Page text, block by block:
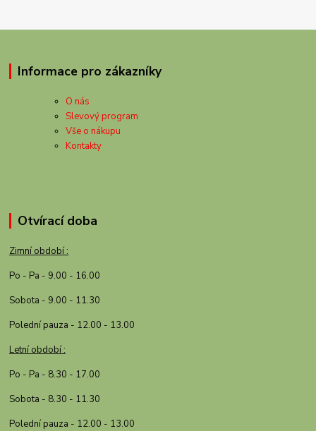
Informace pro zákazníky
O nás
Slevový program
Vše o nákupu
Kontakty
Otvírací doba
Zimní období :
Po - Pa - 9.00 - 16.00
Sobota - 9.00 - 11.30
Polední pauza - 12.00 - 13.00
Letní období :
Po - Pa - 8.30 - 17.00
Sobota - 8.30 - 11.30
Polední pauza - 12.00 - 13.00